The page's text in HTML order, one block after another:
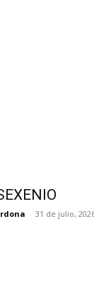
- 31 de julio,